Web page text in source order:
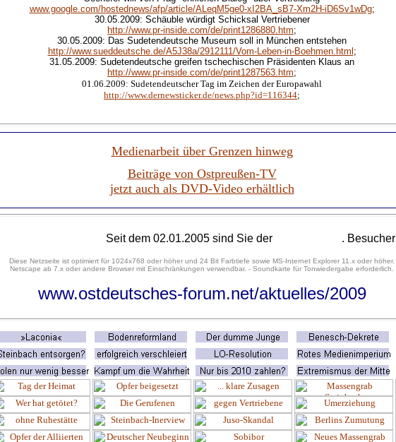
www.google.com/hostednews/afp/article/ALeqM5ge0-xI2BA_sB7-Xm2H-iD6Sv1wDg;
30.05.2009: Schäuble würdigt Schicksal Vertriebener
http://www.pr-inside.com/de/print1286880.htm;
30.05.2009: Das Sudetendeutsche Museum soll in München entstehen
http://www.sueddeutsche.de/A5J38a/2912111/Vom-Leben-in-Boehmen.html ;
31.05.2009: Sudetendeutsche greifen tschechischen Präsidenten Klaus an
http://www.pr-inside.com/de/print1287563.htm;
01.06.2009: Sudetendeutscher Tag im Zeichen der Europawahl
http://www.dernewsticker.de/news.php?id=116344;
Medienarbeit über Grenzen hinweg
Beiträge von Ostpreußen-TV
jetzt auch als DVD-Video erhältlich
Seit dem 02.01.2005 sind Sie der . Besucher
Diese Netzseite ist optimiert für 1024x768 oder höher und 24 Bit Farbtiefe sowie MS-Internet Explorer 11.x oder höher.
Netscape ab 7.x oder andere Browser mit Einschränkungen verwendbar. - Soundkarte für Tonwiedergabe erforderlich.
www.ostdeutsches-forum.net/aktuelles/2009